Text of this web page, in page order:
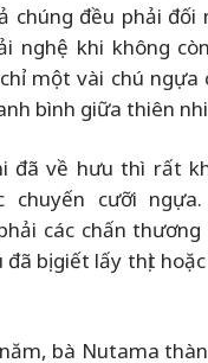
chúng đều phải đối
nghệ khi không
một vài chú
bình giữa thiên
đã về hưu thì rất
chuyến cưỡi
các chấn
bị giết lấy thịt
bà Nutama